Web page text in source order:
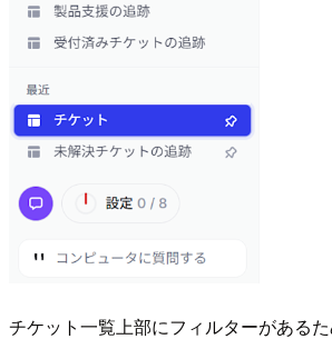
チケット一覧上部にフィルターがある